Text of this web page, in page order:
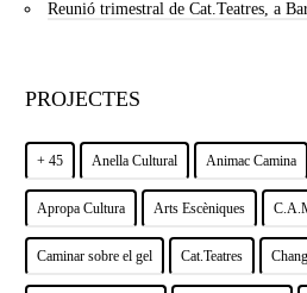
Reunió trimestral de Cat.Teatres, a
PROJECTES
+ 45 Anella Cultural Animac Camina
Apropa Cultura Arts Escèniques
Caminar sobre el gel Cat.Teatres